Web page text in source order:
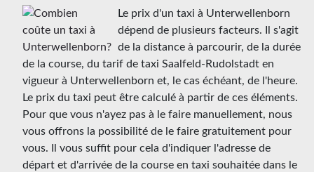
Le prix d'un taxi à Unterwellenborn
dépend de plusieurs facteurs. Il s'agit
de la distance à parcourir, de la durée
de la course, du tarif de taxi Saalfeld-Rudolstadt en
vigueur à Unterwellenborn et, le cas échéant, de l'heure.
Le prix du taxi peut être calculé à partir de ces éléments.
Pour que vous n'ayez pas à le faire manuellement, nous
vous offrons la possibilité de le faire gratuitement pour
vous. Il vous suffit pour cela d'indiquer l'adresse de
départ et d'arrivée de la course en taxi souhaitée dans le